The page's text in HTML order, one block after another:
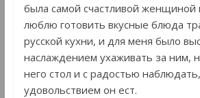
была самой счастливой
люблю готовить вкусные блюда
русской кухни, и для меня было
наслаждением ухаживать за ним,
него стол и с радостью
удовольствием он ест.